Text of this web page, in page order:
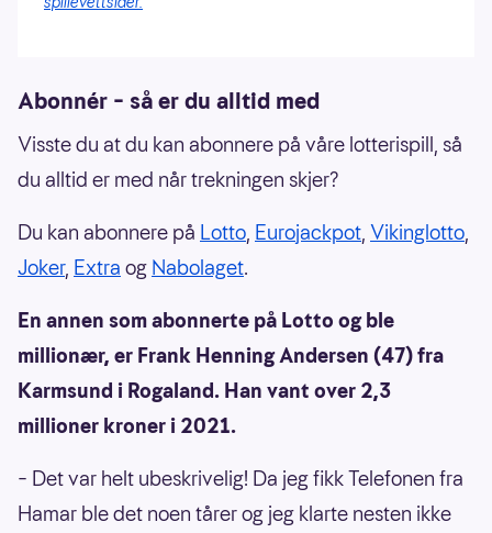
Abonnér – så er du alltid med
Visste du at du kan abonnere på våre lotterispill, så
du alltid er med når trekningen skjer?
Du kan abonnere på Lotto, Eurojackpot, Vikinglotto,
Joker, Extra og Nabolaget.
En annen som abonnerte på Lotto og ble
millionær, er Frank Henning Andersen (47) fra
Karmsund i Rogaland. Han vant over 2,3
millioner kroner i 2021.
– Det var helt ubeskrivelig! Da jeg fikk Telefonen fra
Hamar ble det noen tårer og jeg klarte nesten ikke